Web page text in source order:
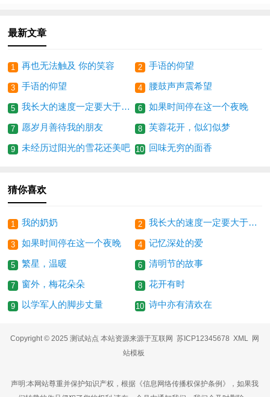
最新文章
1 再也无法触及 你的笑容 2 手语的仰望
3 手语的仰望 4 腰鼓声声震希望
5 我长大的速度一定要大于他老去的速度 6 如果时间停在这一个夜晚
7 愿岁月善待我的朋友 8 芙蓉花开，似幻似梦
9 未经历过阳光的雪花还美吧 10 回味无穷的面香
猜你喜欢
1 我的奶奶 2 我长大的速度一定要大于他老去的速度
3 如果时间停在这一个夜晚 4 记忆深处的爱
5 繁星，温暖 6 清明节的故事
7 窗外，梅花朵朵 8 花开有时
9 以学军人的脚步丈量 10 诗中亦有清欢在
Copyright © 2025 测试站点 本站资源来源于互联网 苏ICP12345678 XML 网
站模板
声明:本网站尊重并保护知识产权，根据《信息网络传播权保护条例》，如果我